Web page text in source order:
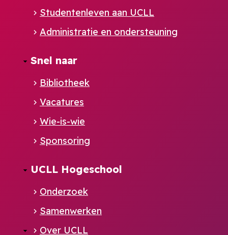
Footer
NL
Studentenleven aan UCLL
Administratie en ondersteuning
Snel naar
Bibliotheek
Vacatures
Wie-is-wie
Sponsoring
UCLL Hogeschool
Onderzoek
Samenwerken
Over UCLL